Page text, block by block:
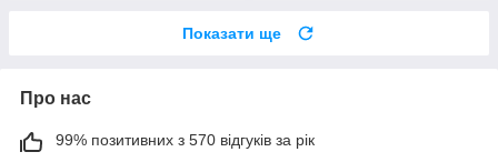
Показати ще
Про нас
99% позитивних з 570 відгуків за рік